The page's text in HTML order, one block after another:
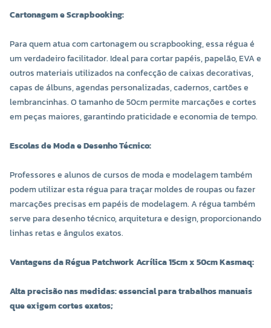
Cartonagem e Scrapbooking:
Para quem atua com cartonagem ou scrapbooking, essa régua é
um verdadeiro facilitador. Ideal para cortar papéis, papelão, EVA e
outros materiais utilizados na confecção de caixas decorativas,
capas de álbuns, agendas personalizadas, cadernos, cartões e
lembrancinhas. O tamanho de 50cm permite marcações e cortes
em peças maiores, garantindo praticidade e economia de tempo.
Escolas de Moda e Desenho Técnico:
Professores e alunos de cursos de moda e modelagem também
podem utilizar esta régua para traçar moldes de roupas ou fazer
marcações precisas em papéis de modelagem. A régua também
serve para desenho técnico, arquitetura e design, proporcionando
linhas retas e ângulos exatos.
Vantagens da Régua Patchwork Acrílica 15cm x 50cm Kasmaq:
Alta precisão nas medidas: essencial para trabalhos manuais
que exigem cortes exatos;